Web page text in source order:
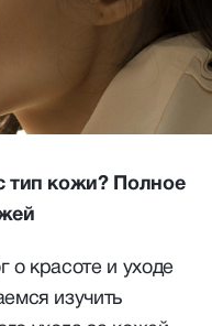
тип кожи? Полное
о красоте и уходе
изучить